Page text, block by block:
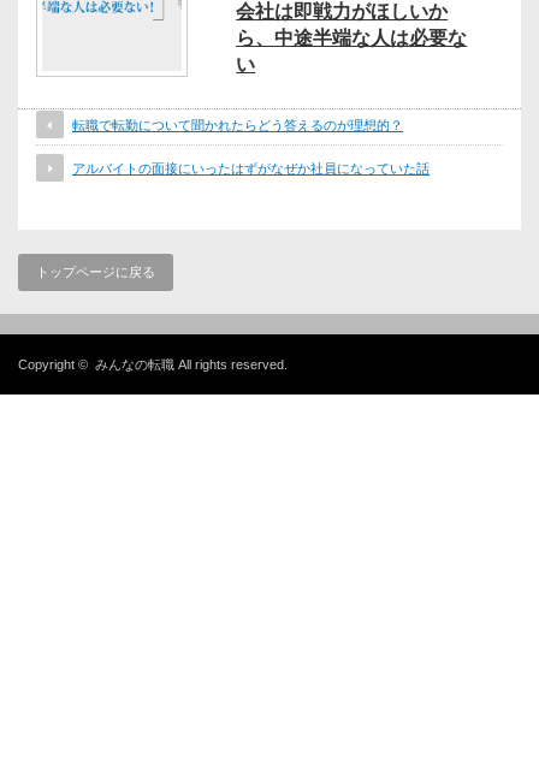
会社は即戦力がほしいか
ら、中途半端な人は必要な
い
転職で転勤について聞かれたらどう答えるのが理想的？
アルバイトの面接にいったはずがなぜか社員になっていた話
トップページに戻る
Copyright © みんなの転職 All rights reserved.